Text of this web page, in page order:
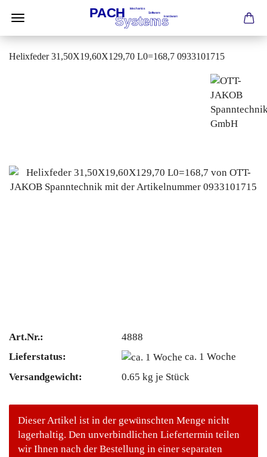
Helixfeder 31,50X19,60X129,70 L0=168,7 0933101715
Art.Nr.:
4888
Lieferstatus:
ca. 1 Woche
Versandgewicht:
0.65 kg je Stück
Dieser Artikel ist in der gewünschten Menge nicht
lagerhaltig. Den unverbindlichen Liefertermin teilen
wir Ihnen nach der Bestellung in einer separaten